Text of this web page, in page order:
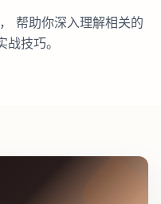
帮助你深入理解相关的
技巧。